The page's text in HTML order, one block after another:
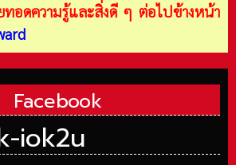
ทอดความรู้และสิ่งดี ๆ ต่อไปข้างหน้า
Facebook
iok2u